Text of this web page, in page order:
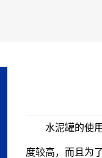
水泥罐的使
度较高，而且为